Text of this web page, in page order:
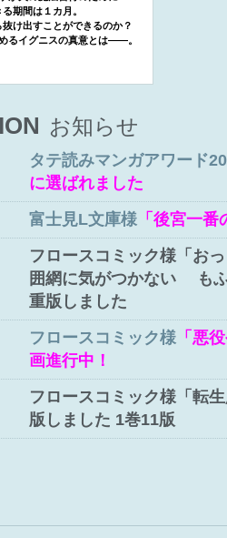
期間は１カ月。
け出すことができるのか？
るイグニスの真意とは――。
お知らせ
タテ読みマンガアワード
に選ばれました
富士見L文庫様 「後宮一
フロースコミック様「お
囲網に気がつかない も
重版しました
フロースコミック様 「悪
画進行中！
フロースコミック様「転
版しました 1巻11版